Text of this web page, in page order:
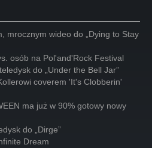
mrocznym wideo do „Dying to Stay
osób na Pol'and'Rock Festival
do „Under the Bell Jar”
coverem 'It's Clobberin'
ma już w 90% gotowy nowy
do „Dirge”
Dream